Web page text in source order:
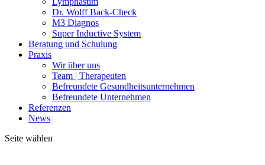
Dr. Wolff Back-Check
M3 Diagnos
Super Inductive System
Beratung und Schulung
Praxis
Wir über uns
Team | Therapeuten
Befreundete Gesundheitsunternehmen
Befreundete Unternehmen
Referenzen
News
Seite wählen